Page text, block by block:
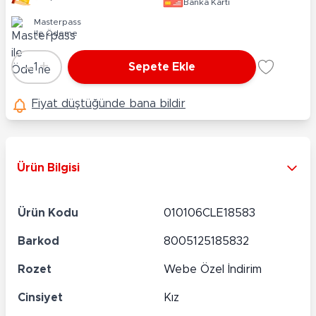
Banka Kartı
Masterpass
ile Ödeme
Adet
-1 + Sepete Ekle
Fiyat düştüğünde bana bildir
Ürün Bilgisi
Ürün Kodu 010106CLE18583
Barkod 8005125185832
Rozet Webe Özel İndirim
Cinsiyet Kız